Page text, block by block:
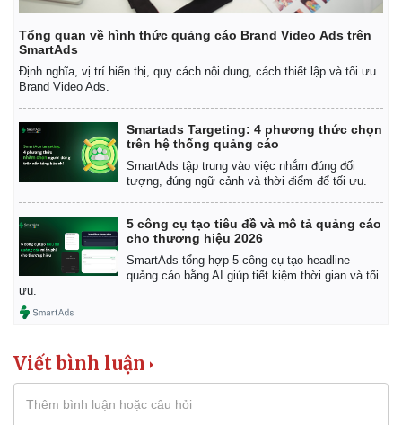
Tổng quan về hình thức quảng cáo Brand Video Ads trên
SmartAds
Định nghĩa, vị trí hiển thị, quy cách nội dung, cách thiết lập và tối ưu
Brand Video Ads.
Smartads Targeting: 4 phương thức chọn
trên hệ thống quảng cáo
SmartAds tập trung vào việc nhắm đúng đối
tượng, đúng ngữ cảnh và thời điểm để tối ưu.
5 công cụ tạo tiêu đề và mô tả quảng cáo
cho thương hiệu 2026
SmartAds tổng hợp 5 công cụ tạo headline
quảng cáo bằng AI giúp tiết kiệm thời gian và tối
ưu.
Viết bình luận